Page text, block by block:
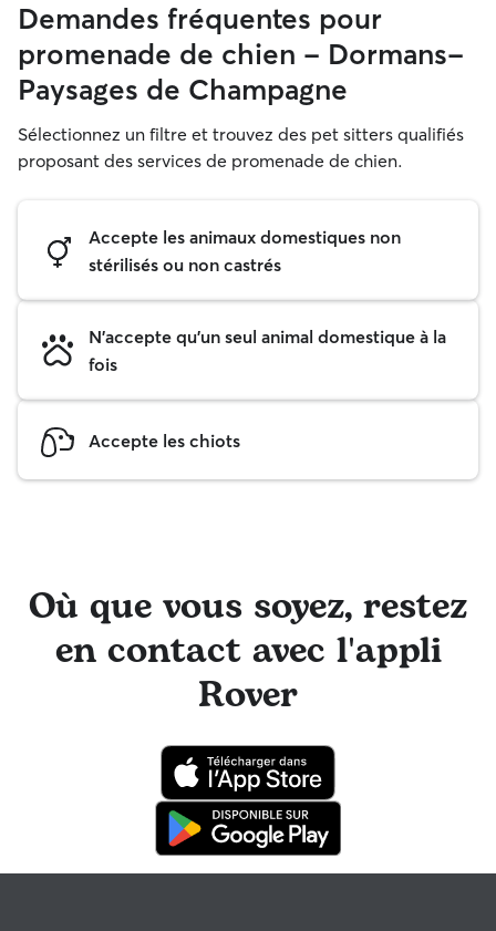
Demandes fréquentes pour
promenade de chien - Dormans-
Paysages de Champagne
Sélectionnez un filtre et trouvez des pet sitters qualifiés
proposant des services de promenade de chien.
Accepte les animaux domestiques non
stérilisés ou non castrés
N'accepte qu'un seul animal domestique à la
fois
Accepte les chiots
Où que vous soyez, restez
en contact avec l'appli
Rover